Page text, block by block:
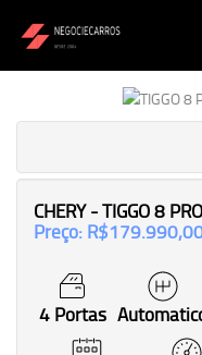
CHERY - TIGGO 8
Preço:
4 Portas